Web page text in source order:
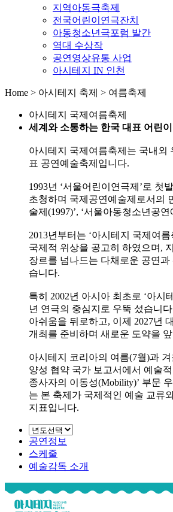
지역아동극축제
전국어린이연극잔치
아동청소년극포럼 발간
역대 수상작
공연영상유통 사업
아시테지 IN 인천
Home > 아시테지 축제 > 여름축제
아시테지 국제여름축제
세계와 소통하는 한국 대표 어린
아시테지 국제여름축제는 국내외
표 공연예술축제입니다.
1993년 ‘서울어린이연극제’로 첫
초청하며 국제공연예술제로서의
술제(1997)’, ‘서울아동청소년공
2013년부터는 ‘아시테지 국제여
국제적 위상을 공고히 하였으며,
장르를 넘나드는 다채로운 공연
습니다.
특히 2002년 아시아 최초로 ‘아
년 연극의 중심지로 우뚝 섰습니
아쉬움을 뒤로하고, 이제 2027년
개최를 준비하며 새로운 도약을
아시테지 코리아의 여름(7월)과
양성 협약 국가 보고서에서 예술
종사자의 이동성(Mobility)’ 부문
는 본 축제가 국제적인 예술 교류
지표입니다.
공연정보
스케줄
예술감독 소개